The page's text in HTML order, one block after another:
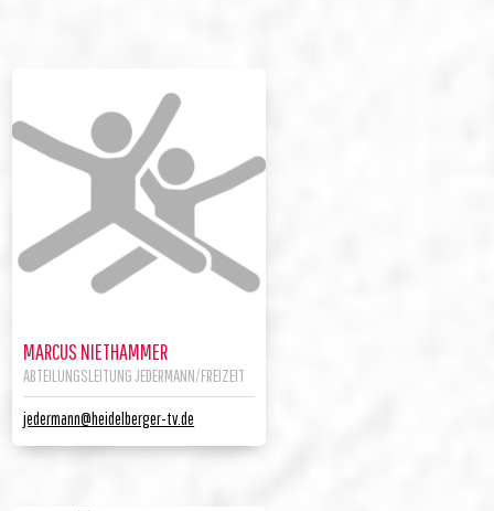
MARCUS NIETHAMMER
ABTEILUNGSLEITUNG JEDERMANN/FREIZEIT
jedermann@heidelberger-tv.de